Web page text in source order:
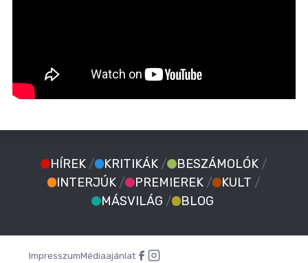
HÍREK / KRITIKÁK / BESZÁMOLÓK /
INTERJÚK / PREMIEREK / KULT /
MÁSVILÁG / BLOG
ImpresszumMédiaajánlat